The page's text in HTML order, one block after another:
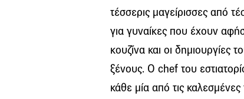
τέσσερις μαγείρισσες από
για γυναίκες που έχουν
κουζίνα και οι δημιουργίες
ξένους. Ο chef του
κάθε μία από τις καλεσμένες